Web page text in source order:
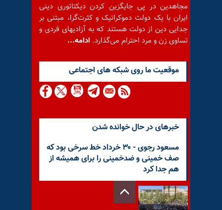
مجاهدین در پی جایگزین کردن دیکتاتوری دینی
ایران با یک دولت دموکراتیک و کثرت‌گرا، مبتنی بر
جدایی دین از دولت هستند که به آزادیهای فردی و
تساوی زن و مرد احترام می‌گذارد. ادامه...
موقعيت ما روى شبكه هاى اجتماعى
خبرهای در حال خوانده شدن
مسعود رجوی - ۳۰ خرداد خط سرخی بود که
صف خمینی و ضدخمینی را برای همیشه از
هم جدا کرد